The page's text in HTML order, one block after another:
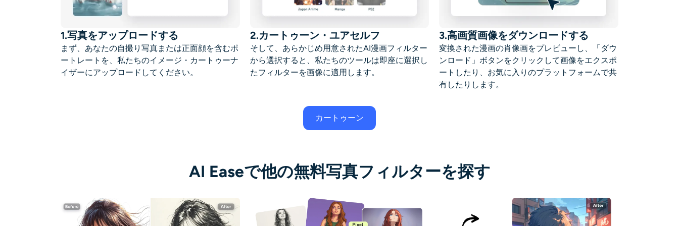
1.写真をアップロードする
まず、あなたの自撮り写真または正面顔を含むポ
ートレートを、私たちのイメージ・カートゥーナ
イザーにアップロードしてください。
2.カートゥーン・ユアセルフ
そして、あらかじめ用意されたAI漫画フィルター
から選択すると、私たちのツールは即座に選択し
たフィルターを画像に適用します。
3.高画質画像をダウンロードする
変換された漫画の肖像画をプレビューし、「ダウ
ンロード」ボタンをクリックして画像をエクスポ
ートしたり、お気に入りのプラットフォームで共
有したりします。
カートゥーン
AI Easeで他の無料写真フィルターを探す